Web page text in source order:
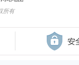
所有